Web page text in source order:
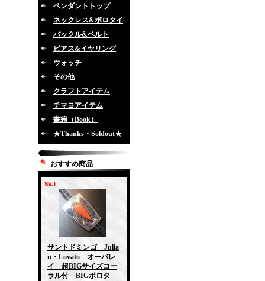
ペンダントトップ
ネックレス&ボロタイ
バックル&ベルト
ピアス&イヤリング
ウォッチ
その他
クラフトアイテム
チマヨアイテム
書籍（Book）
★Thanks・Soldout★
おすすめ商品
No.1
サントドミンゴ Julia
n・Lovato オーバレ
イ 超BIGサイズコー
ラル付 BIGボロタ